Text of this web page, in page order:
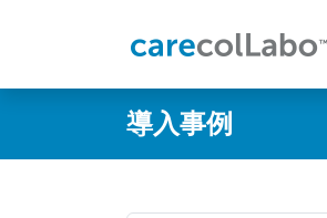
導入事例